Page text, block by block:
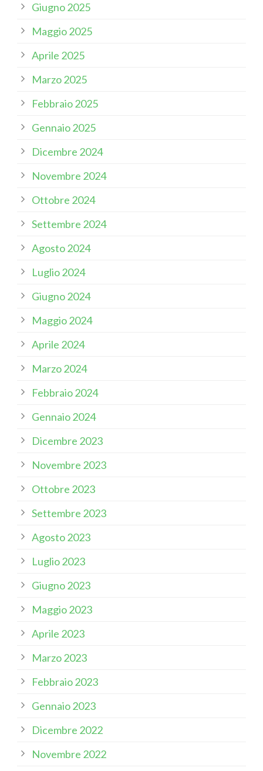
Giugno 2025
Maggio 2025
Aprile 2025
Marzo 2025
Febbraio 2025
Gennaio 2025
Dicembre 2024
Novembre 2024
Ottobre 2024
Settembre 2024
Agosto 2024
Luglio 2024
Giugno 2024
Maggio 2024
Aprile 2024
Marzo 2024
Febbraio 2024
Gennaio 2024
Dicembre 2023
Novembre 2023
Ottobre 2023
Settembre 2023
Agosto 2023
Luglio 2023
Giugno 2023
Maggio 2023
Aprile 2023
Marzo 2023
Febbraio 2023
Gennaio 2023
Dicembre 2022
Novembre 2022